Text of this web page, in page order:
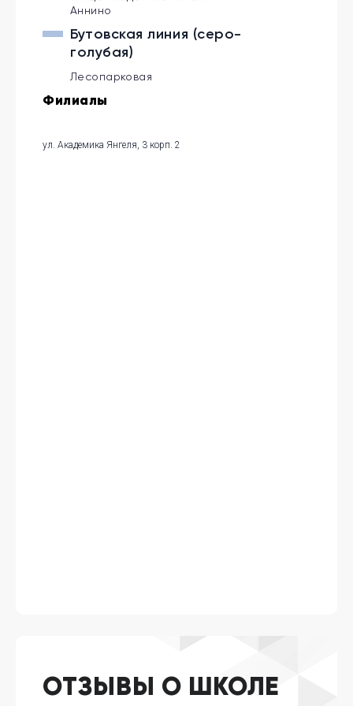
Аннино
Бутовская линия (серо-
голубая)
Лесопарковая
Филиалы
ул. Академика Янгеля, 3 корп. 2
ОТЗЫВЫ О ШКОЛЕ